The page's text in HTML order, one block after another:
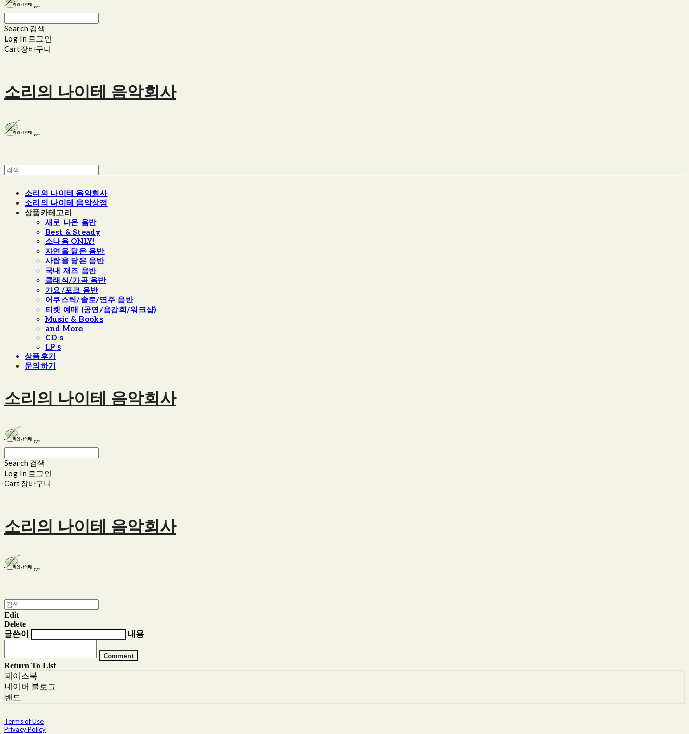
Search 검색
Log In 로그인
Cart장바구니
소리의 나이테 음악회사
소리의 나이테 음악회사
소리의 나이테 음악상점
상품카테고리
새로 나온 음반
Best & Steady
소나음 ONLY!
자연을 닮은 음반
사람을 닮은 음반
국내 재즈 음반
클래식/가곡 음반
가요/포크 음반
어쿠스틱/솔로/연주 음반
티켓 예매 (공연/음감회/워크샵)
Music & Books
and More
CD s
LP s
상품후기
문의하기
소리의 나이테 음악회사
Search 검색
Log In 로그인
Cart장바구니
소리의 나이테 음악회사
Edit
Delete
글쓴이
내용
Comment
Return To List
페이스북
네이버 블로그
밴드
Terms of Use
Privacy Policy